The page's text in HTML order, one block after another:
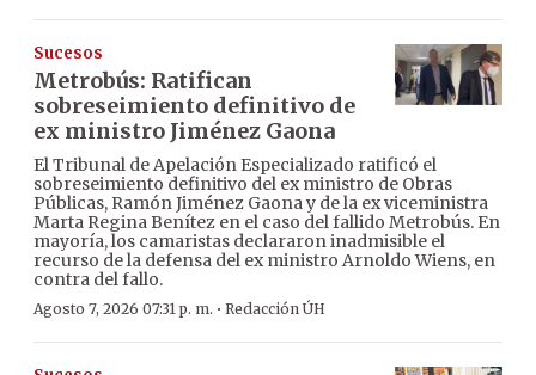
Sucesos
Metrobús: Ratifican
sobreseimiento definitivo de
ex ministro Jiménez Gaona
El Tribunal de Apelación Especializado ratificó el
sobreseimiento definitivo del ex ministro de Obras
Públicas, Ramón Jiménez Gaona y de la ex viceministra
Marta Regina Benítez en el caso del fallido Metrobús. En
mayoría, los camaristas declararon inadmisible el
recurso de la defensa del ex ministro Arnoldo Wiens, en
contra del fallo.
Agosto 7, 2026 07:31 p. m. · Redacción ÚH